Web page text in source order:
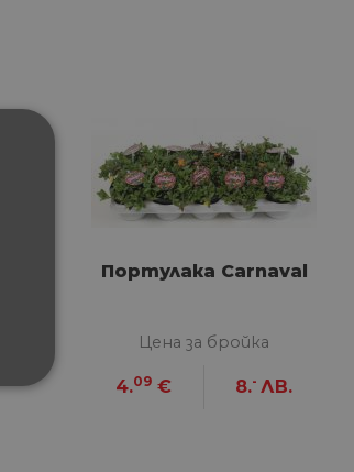
Портулака Carnaval
Цена за бройка
4.09 € 8.- ЛВ.